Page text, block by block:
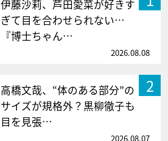
伊藤沙莉、芦田愛菜が好きす
ぎて目を合わせられない…
『博士ちゃん…
2026.08.08
2
高橋文哉、“体のある部分”の
サイズが規格外？黒柳徹子も
目を見張…
2026.08.07